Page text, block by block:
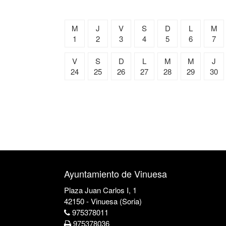
M
1
J
2
V
3
S
4
D
5
L
6
M
7
V
24
S
25
D
26
L
27
M
28
M
29
J
30
Ayuntamiento de Vinuesa
Plaza Juan Carlos I, 1
42150 - Vinuesa (Soria)
975378011
975378036